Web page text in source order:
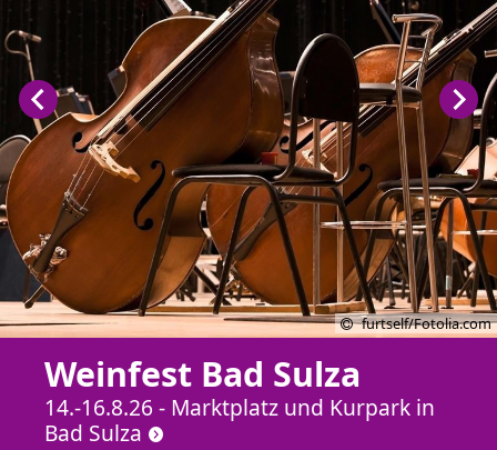
furtself/Fotolia.com
Weinfest Bad Sulza
14.-16.8.26 - Marktplatz und Kurpark in
Bad Sulza